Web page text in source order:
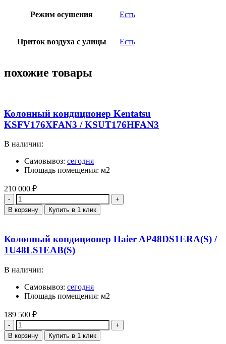
Режим осушения Есть
Приток воздуха с улицы Есть
похожие товары
Колонный кондиционер Kentatsu
KSFV176XFAN3 / KSUT176HFAN3
В наличии:
Самовывоз: сегодня
Площадь помещения: м2
210 000 ₽
Количество
В корзину Купить в 1 клик
Колонный кондиционер Haier AP48DS1ERA(S) /
1U48LS1EAB(S)
В наличии:
Самовывоз: сегодня
Площадь помещения: м2
189 500 ₽
Количество
В корзину Купить в 1 клик